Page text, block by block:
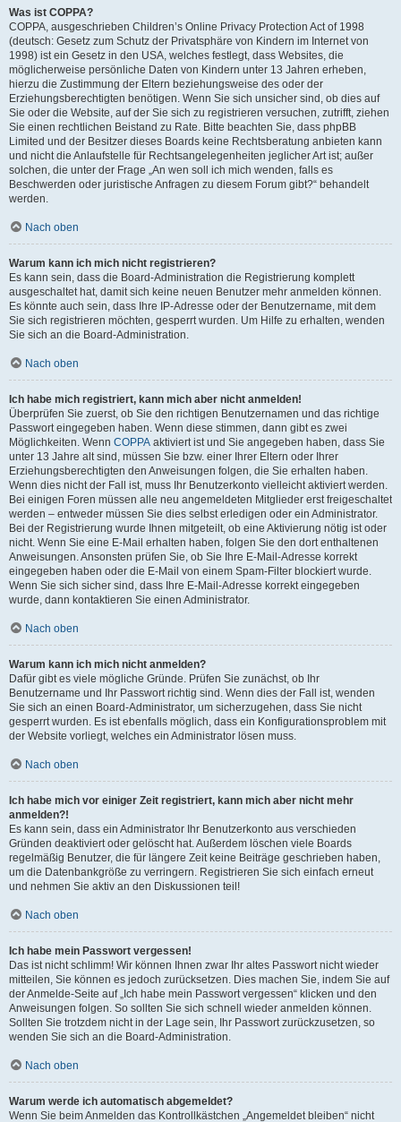
Was ist COPPA?
COPPA, ausgeschrieben Children’s Online Privacy Protection Act of 1998
(deutsch: Gesetz zum Schutz der Privatsphäre von Kindern im Internet von
1998) ist ein Gesetz in den USA, welches festlegt, dass Websites, die
möglicherweise persönliche Daten von Kindern unter 13 Jahren erheben,
hierzu die Zustimmung der Eltern beziehungsweise des oder der
Erziehungsberechtigten benötigen. Wenn Sie sich unsicher sind, ob dies auf
Sie oder die Website, auf der Sie sich zu registrieren versuchen, zutrifft, ziehen
Sie einen rechtlichen Beistand zu Rate. Bitte beachten Sie, dass phpBB
Limited und der Besitzer dieses Boards keine Rechtsberatung anbieten kann
und nicht die Anlaufstelle für Rechtsangelegenheiten jeglicher Art ist; außer
solchen, die unter der Frage „An wen soll ich mich wenden, falls es
Beschwerden oder juristische Anfragen zu diesem Forum gibt?“ behandelt
werden.
Nach oben
Warum kann ich mich nicht registrieren?
Es kann sein, dass die Board-Administration die Registrierung komplett
ausgeschaltet hat, damit sich keine neuen Benutzer mehr anmelden können.
Es könnte auch sein, dass Ihre IP-Adresse oder der Benutzername, mit dem
Sie sich registrieren möchten, gesperrt wurden. Um Hilfe zu erhalten, wenden
Sie sich an die Board-Administration.
Nach oben
Ich habe mich registriert, kann mich aber nicht anmelden!
Überprüfen Sie zuerst, ob Sie den richtigen Benutzernamen und das richtige
Passwort eingegeben haben. Wenn diese stimmen, dann gibt es zwei
Möglichkeiten. Wenn COPPA aktiviert ist und Sie angegeben haben, dass Sie
unter 13 Jahre alt sind, müssen Sie bzw. einer Ihrer Eltern oder Ihrer
Erziehungsberechtigten den Anweisungen folgen, die Sie erhalten haben.
Wenn dies nicht der Fall ist, muss Ihr Benutzerkonto vielleicht aktiviert werden.
Bei einigen Foren müssen alle neu angemeldeten Mitglieder erst freigeschaltet
werden – entweder müssen Sie dies selbst erledigen oder ein Administrator.
Bei der Registrierung wurde Ihnen mitgeteilt, ob eine Aktivierung nötig ist oder
nicht. Wenn Sie eine E-Mail erhalten haben, folgen Sie den dort enthaltenen
Anweisungen. Ansonsten prüfen Sie, ob Sie Ihre E-Mail-Adresse korrekt
eingegeben haben oder die E-Mail von einem Spam-Filter blockiert wurde.
Wenn Sie sich sicher sind, dass Ihre E-Mail-Adresse korrekt eingegeben
wurde, dann kontaktieren Sie einen Administrator.
Nach oben
Warum kann ich mich nicht anmelden?
Dafür gibt es viele mögliche Gründe. Prüfen Sie zunächst, ob Ihr
Benutzername und Ihr Passwort richtig sind. Wenn dies der Fall ist, wenden
Sie sich an einen Board-Administrator, um sicherzugehen, dass Sie nicht
gesperrt wurden. Es ist ebenfalls möglich, dass ein Konfigurationsproblem mit
der Website vorliegt, welches ein Administrator lösen muss.
Nach oben
Ich habe mich vor einiger Zeit registriert, kann mich aber nicht mehr
anmelden?!
Es kann sein, dass ein Administrator Ihr Benutzerkonto aus verschieden
Gründen deaktiviert oder gelöscht hat. Außerdem löschen viele Boards
regelmäßig Benutzer, die für längere Zeit keine Beiträge geschrieben haben,
um die Datenbankgröße zu verringern. Registrieren Sie sich einfach erneut
und nehmen Sie aktiv an den Diskussionen teil!
Nach oben
Ich habe mein Passwort vergessen!
Das ist nicht schlimm! Wir können Ihnen zwar Ihr altes Passwort nicht wieder
mitteilen, Sie können es jedoch zurücksetzen. Dies machen Sie, indem Sie auf
der Anmelde-Seite auf „Ich habe mein Passwort vergessen“ klicken und den
Anweisungen folgen. So sollten Sie sich schnell wieder anmelden können.
Sollten Sie trotzdem nicht in der Lage sein, Ihr Passwort zurückzusetzen, so
wenden Sie sich an die Board-Administration.
Nach oben
Warum werde ich automatisch abgemeldet?
Wenn Sie beim Anmelden das Kontrollkästchen „Angemeldet bleiben“ nicht